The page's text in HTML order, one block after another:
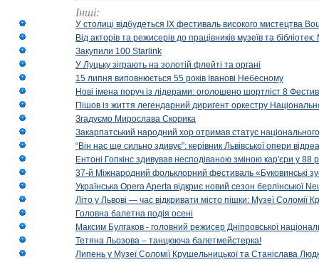
Інші:
У столиці відбудеться IX фестиваль високого мистецтва
Від акторів та режисерів до працівників музеїв та
Закупили 100 Starlink
У Луцьку зіграють на золотій флейті та органі
15 липня виповнюється 55 років Іванові Небесному
Нові імена поруч із лідерами: оголошено шортліст 8
Пішов із життя легендарний диригент оркестру
Згадуємо Мирослава Скорика
Закарпатський народний хор отримав статус національного
“Він нас ще сильно здивує”: керівник Львівської опери
Ентоні Гопкінс здивував несподіваною зміною кар'єри у 88
37-й Міжнародний фольклорний фестиваль «Буковинські
Українська Opera Aperta відкриє новий сезон берлінської
Літо у Львові — час відкривати місто пішки: Музеї Соломії
Головна балетна подія осені
Максим Булгаков - головний режисер Дніпровської
Тетяна Льозова – танцююча балетмейстерка!
Липень у Музеї Соломії Крушельницької та Станіслава